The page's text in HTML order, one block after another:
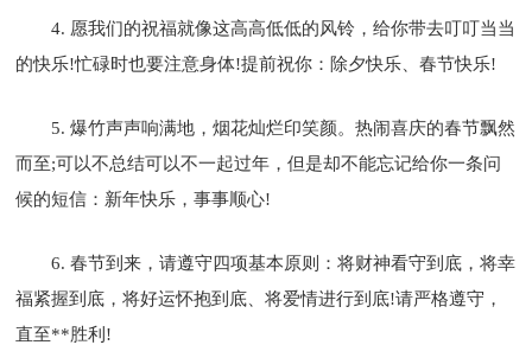
4. 愿我们的祝福就像这高高低低的风铃，给你带去叮叮当当
的快乐!忙碌时也要注意身体!提前祝你：除夕快乐、春节快乐!
5. 爆竹声声响满地，烟花灿烂印笑颜。热闹喜庆的春节飘然
而至;可以不总结可以不一起过年，但是却不能忘记给你一条问
候的短信：新年快乐，事事顺心!
6. 春节到来，请遵守四项基本原则：将财神看守到底，将幸
福紧握到底，将好运怀抱到底、将爱情进行到底!请严格遵守，
直至**胜利!